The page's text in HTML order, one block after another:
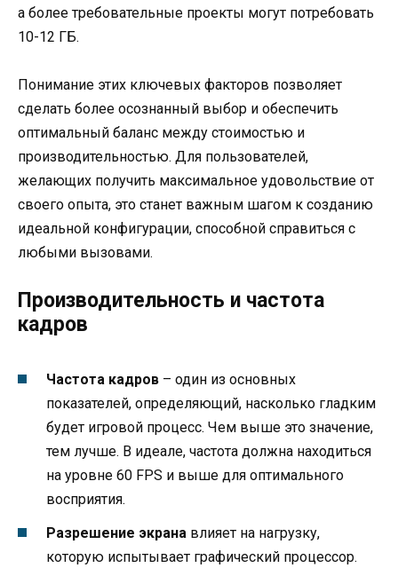
а более требовательные проекты могут потребовать
10-12 ГБ.
Понимание этих ключевых факторов позволяет
сделать более осознанный выбор и обеспечить
оптимальный баланс между стоимостью и
производительностью. Для пользователей,
желающих получить максимальное удовольствие от
своего опыта, это станет важным шагом к созданию
идеальной конфигурации, способной справиться с
любыми вызовами.
Производительность и частота
кадров
Частота кадров – один из основных
показателей, определяющий, насколько гладким
будет игровой процесс. Чем выше это значение,
тем лучше. В идеале, частота должна находиться
на уровне 60 FPS и выше для оптимального
восприятия.
Разрешение экрана влияет на нагрузку,
которую испытывает графический процессор.